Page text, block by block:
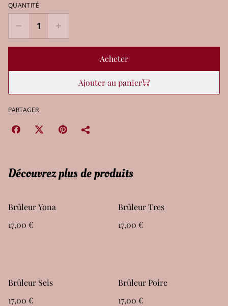
QUANTITÉ
Acheter
Ajouter au panier
PARTAGER
Découvrez plus de produits
Brûleur Yona
17,00 €
Brûleur Tres
17,00 €
Brûleur Seis
17,00 €
Brûleur Poire
17,00 €